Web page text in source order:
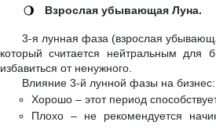
🌖 Взрослая убывающая Луна.
3-я лунная фаза (взрослая
который считается нейтральным для
избавиться от ненужного.
Влияние 3-й лунной фазы на бизнес:
Хорошо – этот период
Плохо – не рекомендуется